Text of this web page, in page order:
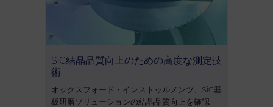
SiC結晶品質向上のための高度な測定技
術
オックスフォード・インストゥルメンツ、SiC基
板研磨ソリューションの結晶品質向上を確認